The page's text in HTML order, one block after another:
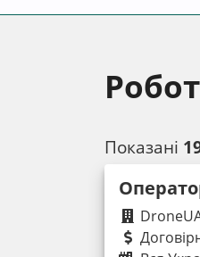
Показані